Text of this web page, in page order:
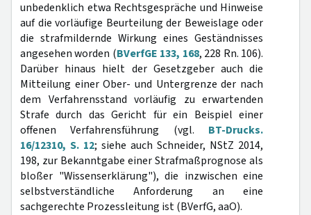
unbedenklich etwa Rechtsgespräche und Hinweise
auf die vorläufige Beurteilung der Beweislage oder
die strafmildernde Wirkung eines Geständnisses
angesehen worden (BVerfGE 133, 168, 228 Rn. 106).
Darüber hinaus hielt der Gesetzgeber auch die
Mitteilung einer Ober- und Untergrenze der nach
dem Verfahrensstand vorläufig zu erwartenden
Strafe durch das Gericht für ein Beispiel einer
offenen Verfahrensführung (vgl. BT-Drucks.
16/12310, S. 12; siehe auch Schneider, NStZ 2014,
198, zur Bekanntgabe einer Strafmaßprognose als
bloßer "Wissenserklärung"), die inzwischen eine
selbstverständliche Anforderung an eine
sachgerechte Prozessleitung ist (BVerfG, aaO).